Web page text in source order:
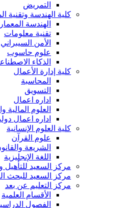
التمريض
كلية الهندسة وتقنية
الهندسة
تقنية معلومات
الأمن السيبراني
علوم حاسوب
الذكاء
كلية إدارة الأعمال
المحاسبة
التسويق
اداره اعمال
العلوم المالية
اداره اعمال
كلية العلوم الإنسانية
علوم القرآن
الشريعة
اللغة الإنجليزية
مركز السعيد للتأهيل
مركز السعيد للبحث
مركز التعليم عن بعد
الأقسام العلمية
الفصول